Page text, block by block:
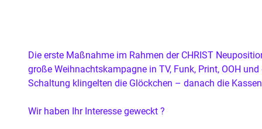
Die erste Maß­nahme im Rah­men der CHRIST
große Weih­nachts­kampagne in TV, Funk, Print, OOH und
Schal­tung klin­gel­ten die Glöckchen – danach die
Wir haben Ihr Inter­esse geweckt ?